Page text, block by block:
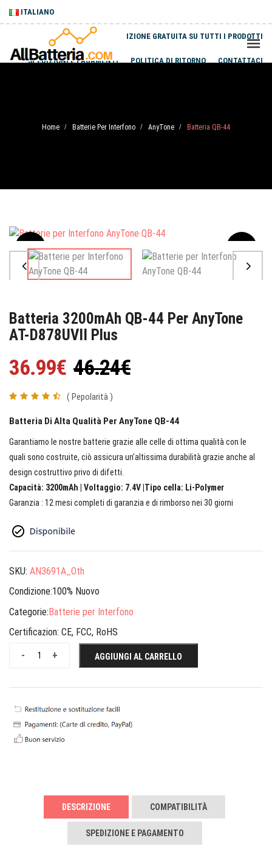
ITALIANO
SPEDIZIONE GRATUITA SU TUTTI I PRODOTTI
SPEDIZIONI E PAGAMENTI POLITICA DI RITORNO CONTATTACI
Home / Batterie Per Interfono / AnyTone / Batteria QB-44
Sale
Batteria 3200mAh QB-44 Per AnyTone
AT-D878UVII Plus
36.99€ 46.24€
( Pepolarità )
Batteria Di Alta Qualità Per AnyTone QB-44
Garantiamo le nostre batterie grazie alle celle di ottima qualità con le
quali sono costruite, ciò assicura un’altissima durabilità grazie anche al
design costruttivo privo di difetti.
Capacità: 3200mAh | Voltaggio: 7.4V |Tipo cella: Li-Polymer
Garanzia : 12 mesi completi di garanzia e di rimborso nei 30 giorni
SKU: AN3691A_Oth
Condizione:100% Nuovo
Categorie:Batterie per Interfono
Certificazion: CE, FCC, RoHS
+
- AGGIUNGI AL CARRELLO
DESCRIZIONE COMPATIBILITÀ
SPEDIZIONE E PAGAMENTO